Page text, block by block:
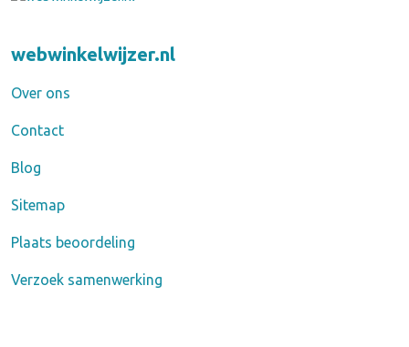
webwinkelwijzer.nl
Over ons
Contact
Blog
Sitemap
Plaats beoordeling
Verzoek samenwerking